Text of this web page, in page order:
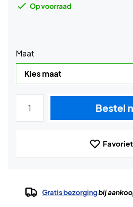
Op voorraad
Maat
Bestel
Favoriet
Gratis bezorgingbij